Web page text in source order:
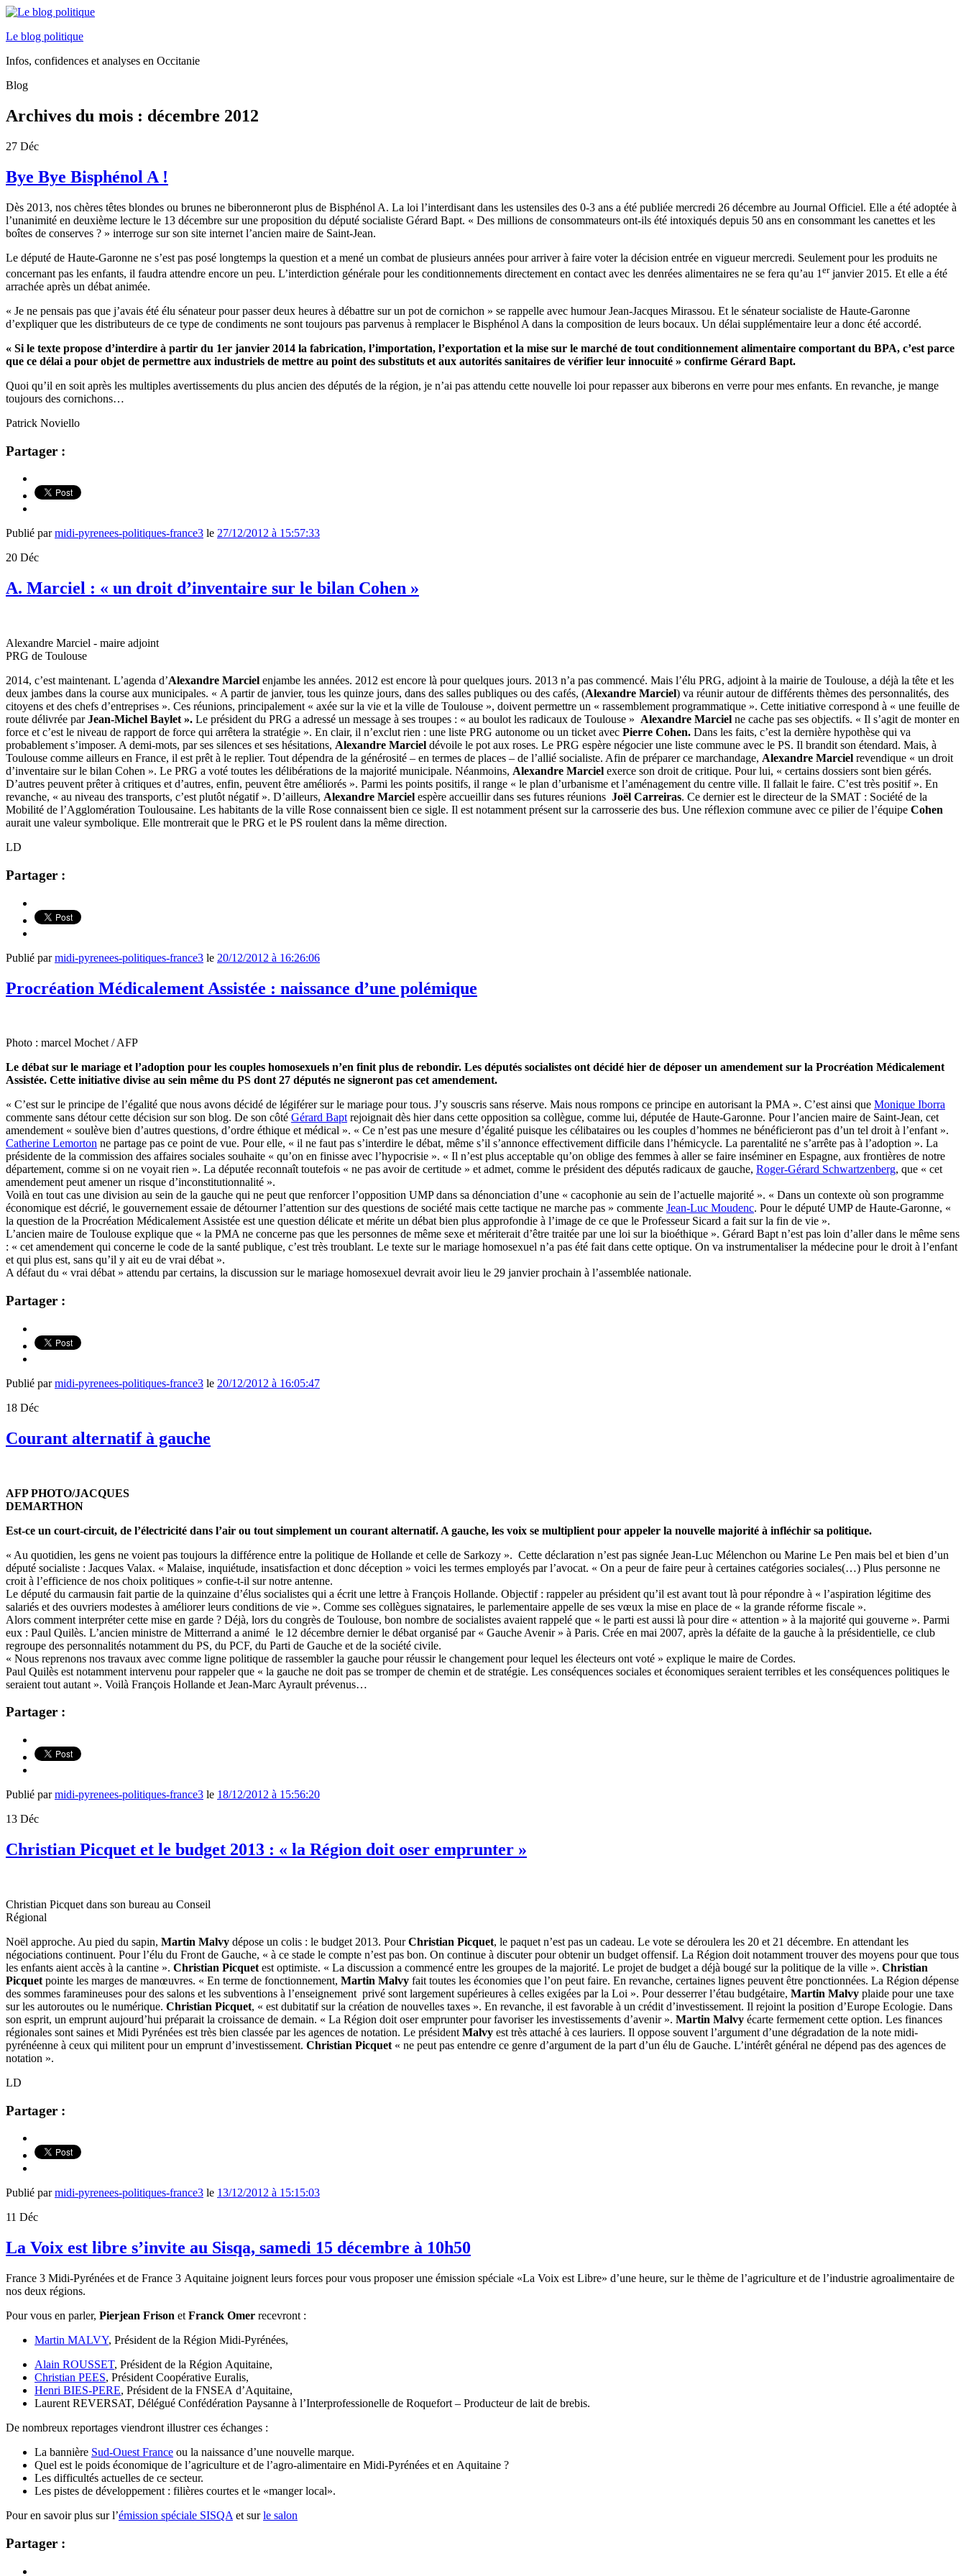
Le blog politique
Infos, confidences et analyses en Occitanie
Blog
Archives du mois : décembre 2012
27 Déc
Bye Bye Bisphénol A !
Dès 2013, nos chères têtes blondes ou brunes ne biberonneront plus de Bisphénol A. La loi l’interdisant dans les ustensiles des 0-3 ans a été publiée mercredi 26 décembre au Journal Officiel. Elle a été adoptée à
l’unanimité en deuxième lecture le 13 décembre sur une proposition du député socialiste Gérard Bapt. « Des millions de consommateurs ont-ils été intoxiqués depuis 50 ans en consommant les canettes et les
boîtes de conserves ? » interroge sur son site internet l’ancien maire de Saint-Jean.
Le député de Haute-Garonne ne s’est pas posé longtemps la question et a mené un combat de plusieurs années pour arriver à faire voter la décision entrée en vigueur mercredi. Seulement pour les produits ne
concernant pas les enfants, il faudra attendre encore un peu. L’interdiction générale pour les conditionnements directement en contact avec les denrées alimentaires ne se fera qu’au 1 erjanvier 2015. Et elle a été
arrachée après un débat animée.
« Je ne pensais pas que j’avais été élu sénateur pour passer deux heures à débattre sur un pot de cornichon » se rappelle avec humour Jean-Jacques Mirassou. Et le sénateur socialiste de Haute-Garonne
d’expliquer que les distributeurs de ce type de condiments ne sont toujours pas parvenus à remplacer le Bisphénol A dans la composition de leurs bocaux. Un délai supplémentaire leur a donc été accordé.
« Si le texte propose d’interdire à partir du 1er janvier 2014 la fabrication, l’importation, l’exportation et la mise sur le marché de tout conditionnement alimentaire comportant du BPA, c’est parce
que ce délai a pour objet de permettre aux industriels de mettre au point des substituts et aux autorités sanitaires de vérifier leur innocuité » confirme Gérard Bapt.
Quoi qu’il en soit après les multiples avertissements du plus ancien des députés de la région, je n’ai pas attendu cette nouvelle loi pour repasser aux biberons en verre pour mes enfants. En revanche, je mange
toujours des cornichons…
Patrick Noviello
Partager :
Publié parmidi-pyrenees-politiques-france3 le 27/12/2012 à 15:57:33
20 Déc
A. Marciel : « un droit d’inventaire sur le bilan Cohen »
Alexandre Marciel - maire adjoint
PRG de Toulouse
2014, c’est maintenant. L’agenda d’Alexandre Marciel enjambe les années. 2012 est encore là pour quelques jours. 2013 n’a pas commencé. Mais l’élu PRG, adjoint à la mairie de Toulouse, a déjà la tête et les
deux jambes dans la course aux municipales. « A partir de janvier, tous les quinze jours, dans des salles publiques ou des cafés, (Alexandre Marciel) va réunir autour de différents thèmes des personnalités, des
citoyens et des chefs d’entreprises ». Ces réunions, principalement « axée sur la vie et la ville de Toulouse », doivent permettre un « rassemblement programmatique ». Cette initiative correspond à « une feuille de
route délivrée parJean-Michel Baylet ». Le président du PRG a adressé un message à ses troupes : « au boulot les radicaux de Toulouse » Alexandre Marciel ne cache pas ses objectifs. « Il s’agit de monter en
force et c’est le niveau de rapport de force qui arrêtera la stratégie ». En clair, il n’exclut rien : une liste PRG autonome ou un ticket avec Pierre Cohen. Dans les faits, c’est la dernière hypothèse qui va
probablement s’imposer. A demi-mots, par ses silences et ses hésitations, Alexandre Marciel dévoile le pot aux roses. Le PRG espère négocier une liste commune avec le PS. Il brandit son étendard. Mais, à
Toulouse comme ailleurs en France, il est prêt à le replier. Tout dépendra de la générosité – en termes de places – de l’allié socialiste. Afin de préparer ce marchandage, Alexandre Marciel revendique « un droit
d’inventaire sur le bilan Cohen ». Le PRG a voté toutes les délibérations de la majorité municipale. Néanmoins, Alexandre Marciel exerce son droit de critique. Pour lui, « certains dossiers sont bien gérés.
D’autres peuvent prêter à critiques et d’autres, enfin, peuvent être améliorés ». Parmi les points positifs, il range « le plan d’urbanisme et l’aménagement du centre ville. Il fallait le faire. C’est très positif ». En
revanche, « au niveau des transports, c’est plutôt négatif ». D’ailleurs, Alexandre Marciel espère accueillir dans ses futures réunions Joël Carreiras. Ce dernier est le directeur de la SMAT : Société de la
Mobilité de l’Agglomération Toulousaine. Les habitants de la ville Rose connaissent bien ce sigle. Il est notamment présent sur la carrosserie des bus. Une réflexion commune avec ce pilier de l’équipe Cohen
aurait une valeur symbolique. Elle montrerait que le PRG et le PS roulent dans la même direction.
LD
Partager :
Publié parmidi-pyrenees-politiques-france3 le 20/12/2012 à 16:26:06
Procréation Médicalement Assistée : naissance d’une polémique
Photo : marcel Mochet / AFP
Le débat sur le mariage et l’adoption pour les couples homosexuels n’en finit plus de rebondir. Les députés socialistes ont décidé hier de déposer un amendement sur la Procréation Médicalement
Assistée. Cette initiative divise au sein même du PS dont 27 députés ne signeront pas cet amendement.
« C’est sur le principe de l’égalité que nous avons décidé de légiférer sur le mariage pour tous. J’y souscris sans réserve. Mais nous rompons ce principe en autorisant la PMA ». C’est ainsi que Monique Iborra
commente sans détour cette décision sur son blog. De son côté Gérard Baptrejoignait dès hier dans cette opposition sa collègue, comme lui, députée de Haute-Garonne. Pour l’ancien maire de Saint-Jean, cet
amendement « soulève bien d’autres questions, d’ordre éthique et médical ». « Ce n’est pas une mesure d’égalité puisque les célibataires ou les couples d’hommes ne bénéficieront pas d’un tel droit à l’enfant ».
Catherine Lemorton ne partage pas ce point de vue. Pour elle, « il ne faut pas s’interdire le débat, même s’il s’annonce effectivement difficile dans l’hémicycle. La parentalité ne s’arrête pas à l’adoption ». La
présidente de la commission des affaires sociales souhaite « qu’on en finisse avec l’hypocrisie ». « Il n’est plus acceptable qu’on oblige des femmes à aller se faire inséminer en Espagne, aux frontières de notre
département, comme si on ne voyait rien ». La députée reconnaît toutefois « ne pas avoir de certitude » et admet, comme le président des députés radicaux de gauche, Roger-Gérard Schwartzenberg, que « cet
amendement peut amener un risque d’inconstitutionnalité ».
Voilà en tout cas une division au sein de la gauche qui ne peut que renforcer l’opposition UMP dans sa dénonciation d’une « cacophonie au sein de l’actuelle majorité ». « Dans un contexte où son programme
économique est décrié, le gouvernement essaie de détourner l’attention sur des questions de société mais cette tactique ne marche pas » commente Jean-Luc Moudenc. Pour le député UMP de Haute-Garonne, «
la question de la Procréation Médicalement Assistée est une question délicate et mérite un débat bien plus approfondie à l’image de ce que le Professeur Sicard a fait sur la fin de vie ».
L’ancien maire de Toulouse explique que « la PMA ne concerne pas que les personnes de même sexe et mériterait d’être traitée par une loi sur la bioéthique ». Gérard Bapt n’est pas loin d’aller dans le même sens
: « cet amendement qui concerne le code de la santé publique, c’est très troublant. Le texte sur le mariage homosexuel n’a pas été fait dans cette optique. On va instrumentaliser la médecine pour le droit à l’enfant
et qui plus est, sans qu’il y ait eu de vrai débat ».
A défaut du « vrai débat » attendu par certains, la discussion sur le mariage homosexuel devrait avoir lieu le 29 janvier prochain à l’assemblée nationale.
Partager :
Publié parmidi-pyrenees-politiques-france3 le 20/12/2012 à 16:05:47
18 Déc
Courant alternatif à gauche
AFP PHOTO/JACQUES
DEMARTHON
Est-ce un court-circuit, de l’électricité dans l’air ou tout simplement un courant alternatif. A gauche, les voix se multiplient pour appeler la nouvelle majorité à infléchir sa politique.
« Au quotidien, les gens ne voient pas toujours la différence entre la politique de Hollande et celle de Sarkozy ». Cette déclaration n’est pas signée Jean-Luc Mélenchon ou Marine Le Pen mais bel et bien d’un
député socialiste : Jacques Valax. « Malaise, inquiétude, insatisfaction et donc déception » voici les termes employés par l’avocat. « On a peur de faire peur à certaines catégories sociales(…) Plus personne ne
croit à l’efficience de nos choix politiques » confie-t-il sur notre antenne.
Le député du carmausin fait partie de la quinzaine d’élus socialistes qui a écrit une lettre à François Hollande. Objectif : rappeler au président qu’il est avant tout là pour répondre à « l’aspiration légitime des
salariés et des ouvriers modestes à améliorer leurs conditions de vie ». Comme ses collègues signataires, le parlementaire appelle de ses vœux la mise en place de « la grande réforme fiscale ».
Alors comment interpréter cette mise en garde ? Déjà, lors du congrès de Toulouse, bon nombre de socialistes avaient rappelé que « le parti est aussi là pour dire « attention » à la majorité qui gouverne ». Parmi
eux : Paul Quilès. L’ancien ministre de Mitterrand a animé le 12 décembre dernier le débat organisé par « Gauche Avenir » à Paris. Crée en mai 2007, après la défaite de la gauche à la présidentielle, ce club
regroupe des personnalités notamment du PS, du PCF, du Parti de Gauche et de la société civile.
« Nous reprenons nos travaux avec comme ligne politique de rassembler la gauche pour réussir le changement pour lequel les électeurs ont voté » explique le maire de Cordes.
Paul Quilès est notamment intervenu pour rappeler que « la gauche ne doit pas se tromper de chemin et de stratégie. Les conséquences sociales et économiques seraient terribles et les conséquences politiques le
seraient tout autant ». Voilà François Hollande et Jean-Marc Ayrault prévenus…
Partager :
Publié parmidi-pyrenees-politiques-france3 le 18/12/2012 à 15:56:20
13 Déc
Christian Picquet et le budget 2013 : « la Région doit oser emprunter »
Christian Picquet dans son bureau au Conseil
Régional
Noël approche. Au pied du sapin, Martin Malvy dépose un colis : le budget 2013. PourChristian Picquet, le paquet n’est pas un cadeau. Le vote se déroulera les 20 et 21 décembre. En attendant les
négociations continuent. Pour l’élu du Front de Gauche, « à ce stade le compte n’est pas bon. On continue à discuter pour obtenir un budget offensif. La Région doit notamment trouver des moyens pour que tous
les enfants aient accès à la cantine ». Christian Picquet est optimiste. « La discussion a commencé entre les groupes de la majorité. Le projet de budget a déjà bougé sur la politique de la ville ». Christian
Picquet pointe les marges de manœuvres. « En terme de fonctionnement, Martin Malvy fait toutes les économies que l’on peut faire. En revanche, certaines lignes peuvent être ponctionnées. La Région dépense
des sommes faramineuses pour des salons et les subventions à l’enseignement privé sont largement supérieures à celles exigées par la Loi ». Pour desserrer l’étau budgétaire, Martin Malvy plaide pour une taxe
sur les autoroutes ou le numérique. Christian Picquet, « est dubitatif sur la création de nouvelles taxes ». En revanche, il est favorable à un crédit d’investissement. Il rejoint la position d’Europe Ecologie. Dans
son esprit, un emprunt aujourd’hui préparait la croissance de demain. « La Région doit oser emprunter pour favoriser les investissements d’avenir ». Martin Malvy écarte fermement cette option. Les finances
régionales sont saines et Midi Pyrénées est très bien classée par les agences de notation. Le président Malvy est très attaché à ces lauriers. Il oppose souvent l’argument d’une dégradation de la note midi-
pyrénéenne à ceux qui militent pour un emprunt d’investissement. Christian Picquet « ne peut pas entendre ce genre d’argument de la part d’un élu de Gauche. L’intérêt général ne dépend pas des agences de
notation ».
LD
Partager :
Publié parmidi-pyrenees-politiques-france3 le 13/12/2012 à 15:15:03
11 Déc
La Voix est libre s’invite au Sisqa, samedi 15 décembre à 10h50
France 3 Midi-Pyrénées et de France 3 Aquitaine joignent leurs forces pour vous proposer une émission spéciale «La Voix est Libre» d’une heure, sur le thème de l’agriculture et de l’industrie agroalimentaire de
nos deux régions.
Pour vous en parler, Pierjean Frison et Franck Omer recevront :
Martin MALVY, Président de la Région Midi-Pyrénées,
Alain ROUSSET, Président de la Région Aquitaine,
Christian PEES, Président Coopérative Euralis,
Henri BIES-PERE, Président de la FNSEA d’Aquitaine,
Laurent REVERSAT, Délégué Confédération Paysanne à l’Interprofessionelle de Roquefort – Producteur de lait de brebis.
De nombreux reportages viendront illustrer ces échanges :
La bannière Sud-Ouest France ou la naissance d’une nouvelle marque.
Quel est le poids économique de l’agriculture et de l’agro-alimentaire en Midi-Pyrénées et en Aquitaine ?
Les difficultés actuelles de ce secteur.
Les pistes de développement : filières courtes et le «manger local».
Pour en savoir plus sur l’émission spéciale SISQA et surle salon
Partager :